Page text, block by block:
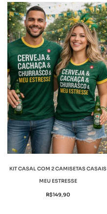
KIT CASAL COM 2 CAMISETAS CASAIS
MEU ESTRESSE
R$149,90